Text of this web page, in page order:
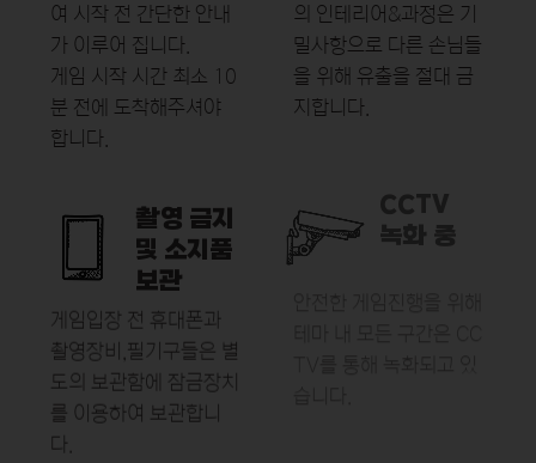
여 시작 전 간단한 안내
가 이루어 집니다.
게임 시작 시간 최소 10
분 전에 도착해주셔야
합니다.
의 인테리어&과정은 기
밀사항으로 다른 손님들
을 위해 유출을 절대 금
지합니다.
촬영 금지
및 소지품
보관
게임입장 전 휴대폰과
촬영장비,필기구들은 별
도의 보관함에 잠금장치
를 이용하여 보관합니
다.
CCTV
녹화 중